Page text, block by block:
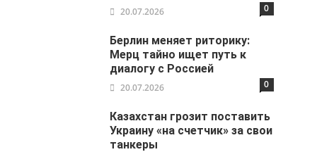
20.07.2026 0
Берлин меняет риторику:
Мерц тайно ищет путь к
диалогу с Россией
20.07.2026 0
Казахстан грозит поставить
Украину «на счетчик» за свои
танкеры